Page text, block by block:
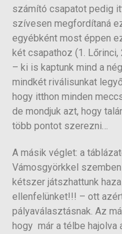
számító csapatot pedig
szívesen megfordítaná
egyébként most éppen
két csapathoz (1.
– ki is kaptunk mind a
mindkét riválisunkat
hogy itthon minden
de mondjuk azt, hogy
több pontot szerezni…
A másik véglet: a
Vámosgyörkkel
kétszer játszhattunk
ellenfelünket!!! – ott
pályaválasztásnak. Az
hogy már a télbe